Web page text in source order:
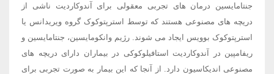
جنتامایسین درمان های تجربی معقولی برای آندوکاردیت ناشی از
دریچه های مصنوعی هستند که توسط استرپتوکوک گروه ویریدانس یا
استرپتوکوک بوویس ایجاد می شوند. رژیم وانکومایسین، جنتامایسین و
ریفامپین در آندوکاردیت استافیلوکوکی در بیماران دارای دریچه های
مصنوعی اندیکاسیون دارد. از آنجا که این بیمار به صورت تجربی برای